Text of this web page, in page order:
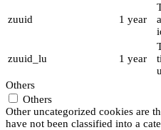
zuuid 1 year
zuuid_lu 1 year
Others
Others
Other uncategorized cookies are
have not been classified into a